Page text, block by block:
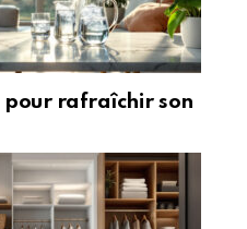
pour rafraîchir son